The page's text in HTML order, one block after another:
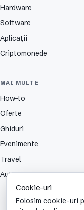
Hardware
Software
Aplicații
Criptomonede
MAI MULTE
How-to
Oferte
Ghiduri
Evenimente
Travel
Auto
Cookie-uri
Folosim cookie-uri